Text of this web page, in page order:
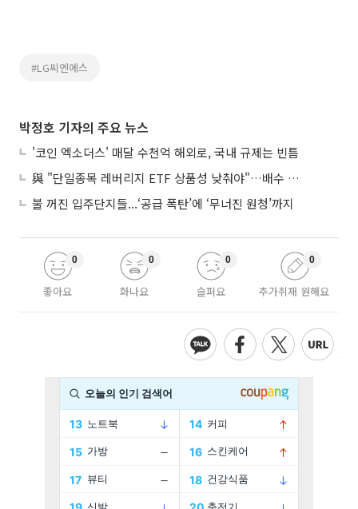
#LG씨엔에스
박정호 기자의 주요 뉴스
'코인 엑소더스' 매달 수천억 해외로, 국내 규제는 빈틈
與 "단일종목 레버리지 ETF 상품성 낮춰야"…배수 조정안도 거론
불 꺼진 입주단지들...‘공급 폭탄’에 ‘무너진 원청’까지
좋아요
0
화나요
0
슬퍼요
0
추가취재 원해요
0